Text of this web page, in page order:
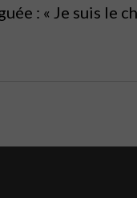
: « Je suis le